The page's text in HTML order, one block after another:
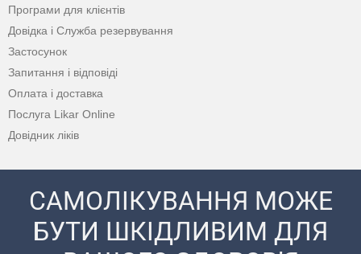
Програми для клієнтів
Довідка і Служба резервування
Застосунок
Запитання і відповіді
Оплата і доставка
Послуга Likar Online
Довідник ліків
САМОЛІКУВАННЯ МОЖЕ
БУТИ ШКІДЛИВИМ ДЛЯ